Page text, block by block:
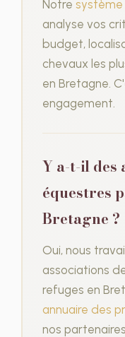
Notre
analyse vos
budget,
chevaux les
en Bretagne.
engagement.
Y a-t-il des
équestres
Bretagne ?
Oui, nous
associations
refuges en
annuaire des
nos